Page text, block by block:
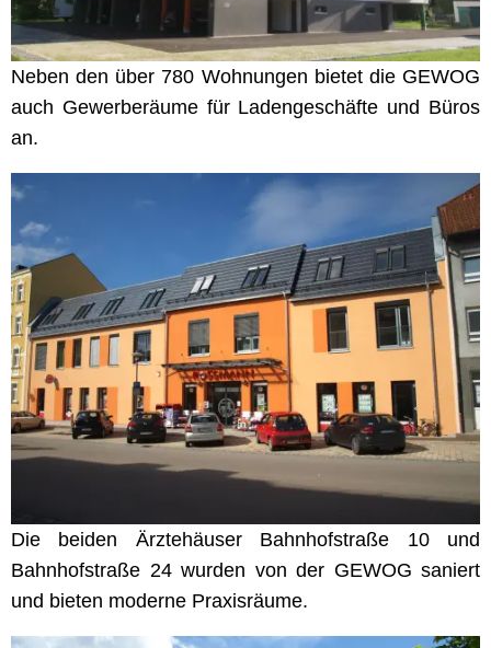
Neben den über 780 Wohnungen bietet die GEWOG
auch Gewerberäume für Ladengeschäfte und Büros
an.
Die beiden Ärztehäuser Bahnhofstraße 10 und
Bahnhofstraße 24 wurden von der GEWOG saniert
und bieten moderne Praxisräume.